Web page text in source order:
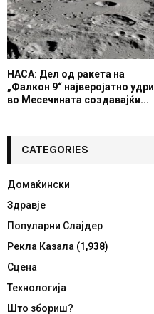
НАСА: Дел од ракета на
„Фалкон 9“ најверојатно удри
во Месечината создавајќи...
CATEGORIES
Домаќински
Здравје
Популарни Слајдер
Рекла Казала (1,938)
Сцена
Технологија
Што збориш?